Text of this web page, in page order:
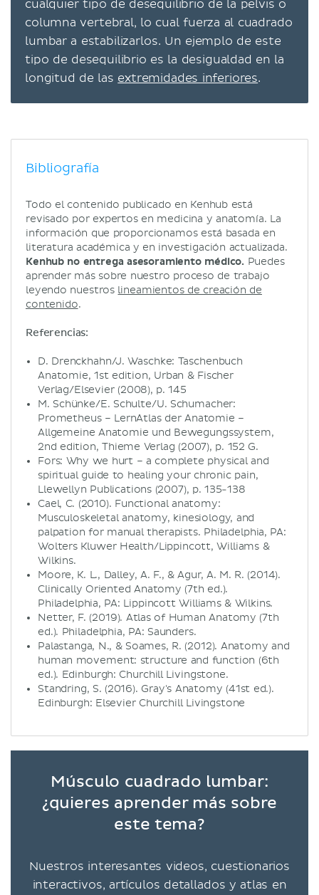
cualquier tipo de desequilibrio de la pelvis o
columna vertebral, lo cual fuerza al cuadrado
lumbar a estabilizarlos. Un ejemplo de este
tipo de desequilibrio es la desigualdad en la
longitud de las extremidades inferiores.
Bibliografía
Todo el contenido publicado en Kenhub está
revisado por expertos en medicina y anatomía. La
información que proporcionamos está basada en
literatura académica y en investigación actualizada.
Kenhub no entrega asesoramiento médico. Puedes
aprender más sobre nuestro proceso de trabajo
leyendo nuestros lineamientos de creación de
contenido.
Referencias:
D. Drenckhahn/J. Waschke: Taschenbuch
Anatomie, 1st edition, Urban & Fischer
Verlag/Elsevier (2008), p. 145
M. Schünke/E. Schulte/U. Schumacher:
Prometheus – LernAtlas der Anatomie –
Allgemeine Anatomie und Bewegungssystem,
2nd edition, Thieme Verlag (2007), p. 152 G.
Fors: Why we hurt – a complete physical and
spiritual guide to healing your chronic pain,
Llewellyn Publications (2007), p. 135-138
Cael, C. (2010). Functional anatomy:
Musculoskeletal anatomy, kinesiology, and
palpation for manual therapists. Philadelphia, PA:
Wolters Kluwer Health/Lippincott, Williams &
Wilkins.
Moore, K. L., Dalley, A. F., & Agur, A. M. R. (2014).
Clinically Oriented Anatomy (7th ed.).
Philadelphia, PA: Lippincott Williams & Wilkins.
Netter, F. (2019). Atlas of Human Anatomy (7th
ed.). Philadelphia, PA: Saunders.
Palastanga, N., & Soames, R. (2012). Anatomy and
human movement: structure and function (6th
ed.). Edinburgh: Churchill Livingstone.
Standring, S. (2016). Gray's Anatomy (41st ed.).
Edinburgh: Elsevier Churchill Livingstone
Músculo cuadrado lumbar:
¿quieres aprender más sobre
este tema?
Nuestros interesantes videos, cuestionarios
interactivos, artículos detallados y atlas en